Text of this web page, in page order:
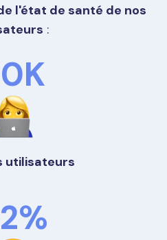
l'état de santé de nos
:
utilisateurs